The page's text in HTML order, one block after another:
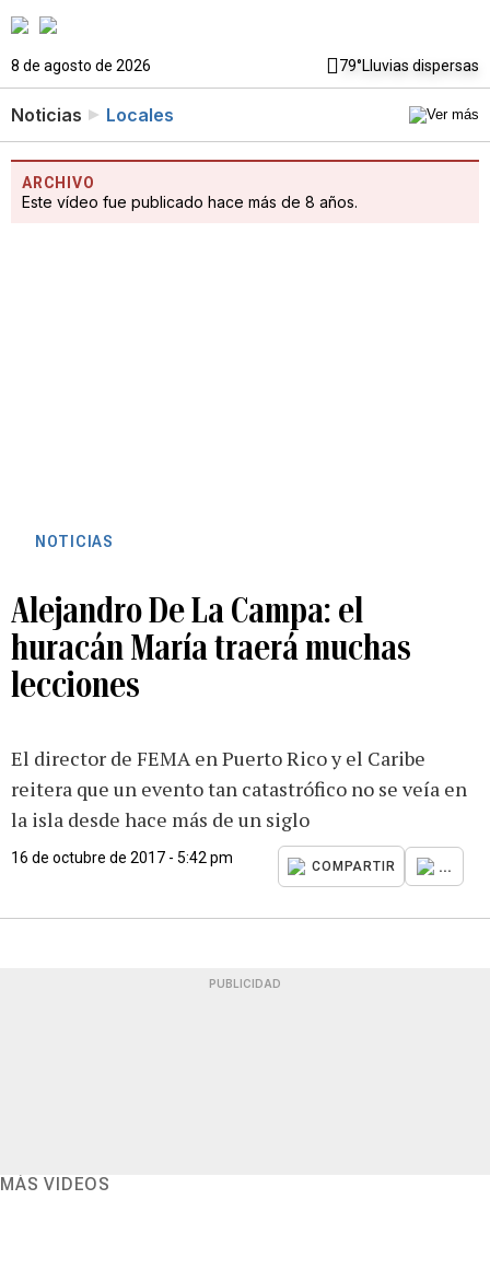
8 de agosto de 2026 79°Lluvias dispersas
Noticias Locales
ARCHIVO
Este vídeo fue publicado hace más de 8 años.
NOTICIAS
Alejandro De La Campa: el
huracán María traerá muchas
lecciones
El director de FEMA en Puerto Rico y el Caribe
reitera que un evento tan catastrófico no se veía en
la isla desde hace más de un siglo
16 de octubre de 2017 - 5:42 pm
COMPARTIR ...
PUBLICIDAD
MÁS VIDEOS